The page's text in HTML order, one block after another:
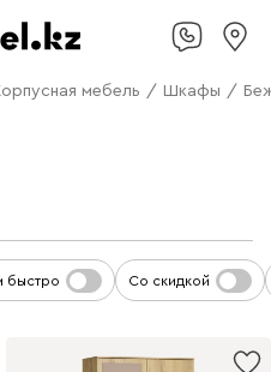
мебель / Шкафы /
быстро Со скидкой